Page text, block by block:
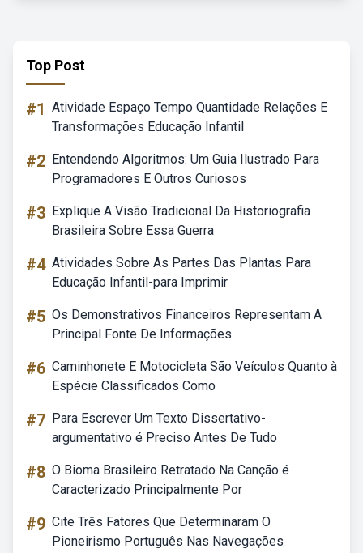
Top Post
#1 Atividade Espaço Tempo Quantidade Relações E
Transformações Educação Infantil
#2 Entendendo Algoritmos: Um Guia Ilustrado Para
Programadores E Outros Curiosos
#3 Explique A Visão Tradicional Da Historiografia
Brasileira Sobre Essa Guerra
#4 Atividades Sobre As Partes Das Plantas Para
Educação Infantil-para Imprimir
#5 Os Demonstrativos Financeiros Representam A
Principal Fonte De Informações
#6 Caminhonete E Motocicleta São Veículos Quanto à
Espécie Classificados Como
#7 Para Escrever Um Texto Dissertativo-
argumentativo é Preciso Antes De Tudo
#8 O Bioma Brasileiro Retratado Na Canção é
Caracterizado Principalmente Por
#9 Cite Três Fatores Que Determinaram O
Pioneirismo Português Nas Navegações